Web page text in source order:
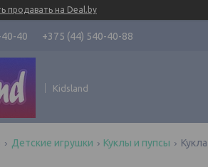
продавать на Deal.by
40 +375 (44) 540-40-88
Kidsland
Детские игрушки Куклы и пупсы